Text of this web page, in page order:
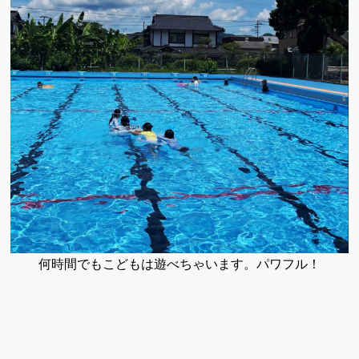
何時間でもこどもは遊べちゃいます。パワフル！